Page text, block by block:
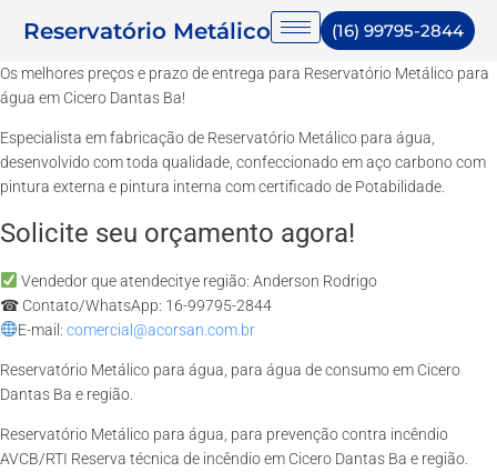
Reservatório Metálico (16) 99795-2844
Os melhores preços e prazo de entrega para Reservatório Metálico para
água em Cicero Dantas Ba!
Especialista em fabricação de Reservatório Metálico para água,
desenvolvido com toda qualidade, confeccionado em aço carbono com
pintura externa e pintura interna com certificado de Potabilidade.
Solicite seu orçamento agora!
Vendedor que atendecitye região: Anderson Rodrigo
☎ Contato/WhatsApp: 16-99795-2844
E-mail: comercial@acorsan.com.br
Reservatório Metálico para água, para água de consumo em Cicero
Dantas Ba e região.
Reservatório Metálico para água, para prevenção contra incêndio
AVCB/RTI Reserva técnica de incêndio em Cicero Dantas Ba e região.